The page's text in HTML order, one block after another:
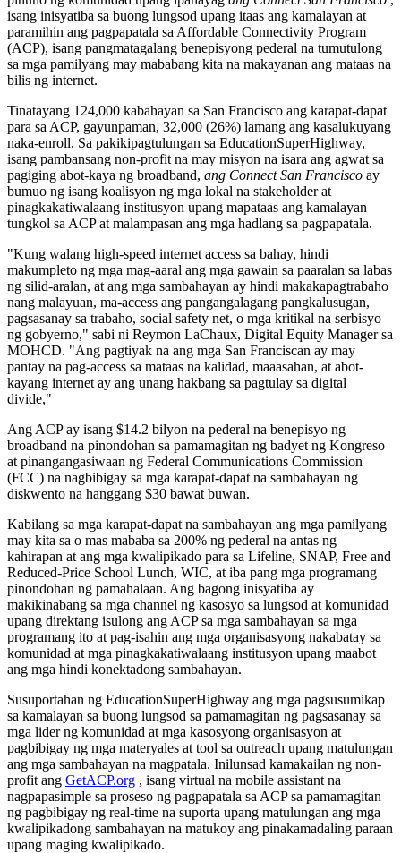
isang inisyatiba sa buong lungsod upang itaas ang kamalayan at
paramihin ang pagpapatala sa Affordable Connectivity Program
(ACP), isang pangmatagalang benepisyong pederal na tumutulong
sa mga pamilyang may mababang kita na makayanan ang mataas na
bilis ng internet.
Tinatayang 124,000 kabahayan sa San Francisco ang karapat-dapat
para sa ACP, gayunpaman, 32,000 (26%) lamang ang kasalukuyang
naka-enroll. Sa pakikipagtulungan sa EducationSuperHighway,
isang pambansang non-profit na may misyon na isara ang agwat sa
pagiging abot-kaya ng broadband, ang Connect San Francisco ay
bumuo ng isang koalisyon ng mga lokal na stakeholder at
pinagkakatiwalaang institusyon upang mapataas ang kamalayan
tungkol sa ACP at malampasan ang mga hadlang sa pagpapatala.
"Kung walang high-speed internet access sa bahay, hindi
makumpleto ng mga mag-aaral ang mga gawain sa paaralan sa labas
ng silid-aralan, at ang mga sambahayan ay hindi makakapagtrabaho
nang malayuan, ma-access ang pangangalagang pangkalusugan,
pagsasanay sa trabaho, social safety net, o mga kritikal na serbisyo
ng gobyerno," sabi ni Reymon LaChaux, Digital Equity Manager sa
MOHCD. "Ang pagtiyak na ang mga San Franciscan ay may
pantay na pag-access sa mataas na kalidad, maaasahan, at abot-
kayang internet ay ang unang hakbang sa pagtulay sa digital
divide,"
Ang ACP ay isang $14.2 bilyon na pederal na benepisyo ng
broadband na pinondohan sa pamamagitan ng badyet ng Kongreso
at pinangangasiwaan ng Federal Communications Commission
(FCC) na nagbibigay sa mga karapat-dapat na sambahayan ng
diskwento na hanggang $30 bawat buwan.
Kabilang sa mga karapat-dapat na sambahayan ang mga pamilyang
may kita sa o mas mababa sa 200% ng pederal na antas ng
kahirapan at ang mga kwalipikado para sa Lifeline, SNAP, Free and
Reduced-Price School Lunch, WIC, at iba pang mga programang
pinondohan ng pamahalaan. Ang bagong inisyatiba ay
makikinabang sa mga channel ng kasosyo sa lungsod at komunidad
upang direktang isulong ang ACP sa mga sambahayan sa mga
programang ito at pag-isahin ang mga organisasyong nakabatay sa
komunidad at mga pinagkakatiwalaang institusyon upang maabot
ang mga hindi konektadong sambahayan.
Susuportahan ng EducationSuperHighway ang mga pagsusumikap
sa kamalayan sa buong lungsod sa pamamagitan ng pagsasanay sa
mga lider ng komunidad at mga kasosyong organisasyon at
pagbibigay ng mga materyales at tool sa outreach upang matulungan
ang mga sambahayan na magpatala. Inilunsad kamakailan ng non-
profit ang GetACP.org , isang virtual na mobile assistant na
nagpapasimple sa proseso ng pagpapatala sa ACP sa pamamagitan
ng pagbibigay ng real-time na suporta upang matulungan ang mga
kwalipikadong sambahayan na matukoy ang pinakamadaling paraan
upang maging kwalipikado.